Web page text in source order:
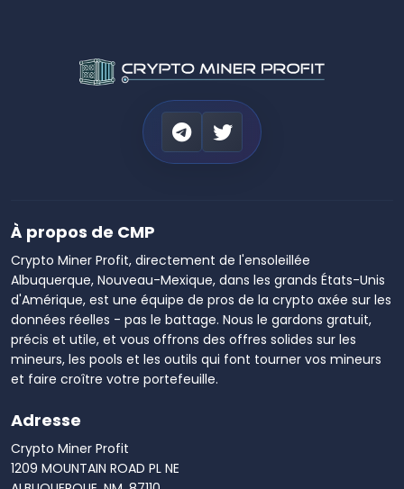
À propos de CMP
Crypto Miner Profit, directement de l'ensoleillée
Albuquerque, Nouveau-Mexique, dans les grands États-Unis
d'Amérique, est une équipe de pros de la crypto axée sur les
données réelles - pas le battage. Nous le gardons gratuit,
précis et utile, et vous offrons des offres solides sur les
mineurs, les pools et les outils qui font tourner vos mineurs
et faire croître votre portefeuille.
Adresse
Crypto Miner Profit
1209 MOUNTAIN ROAD PL NE